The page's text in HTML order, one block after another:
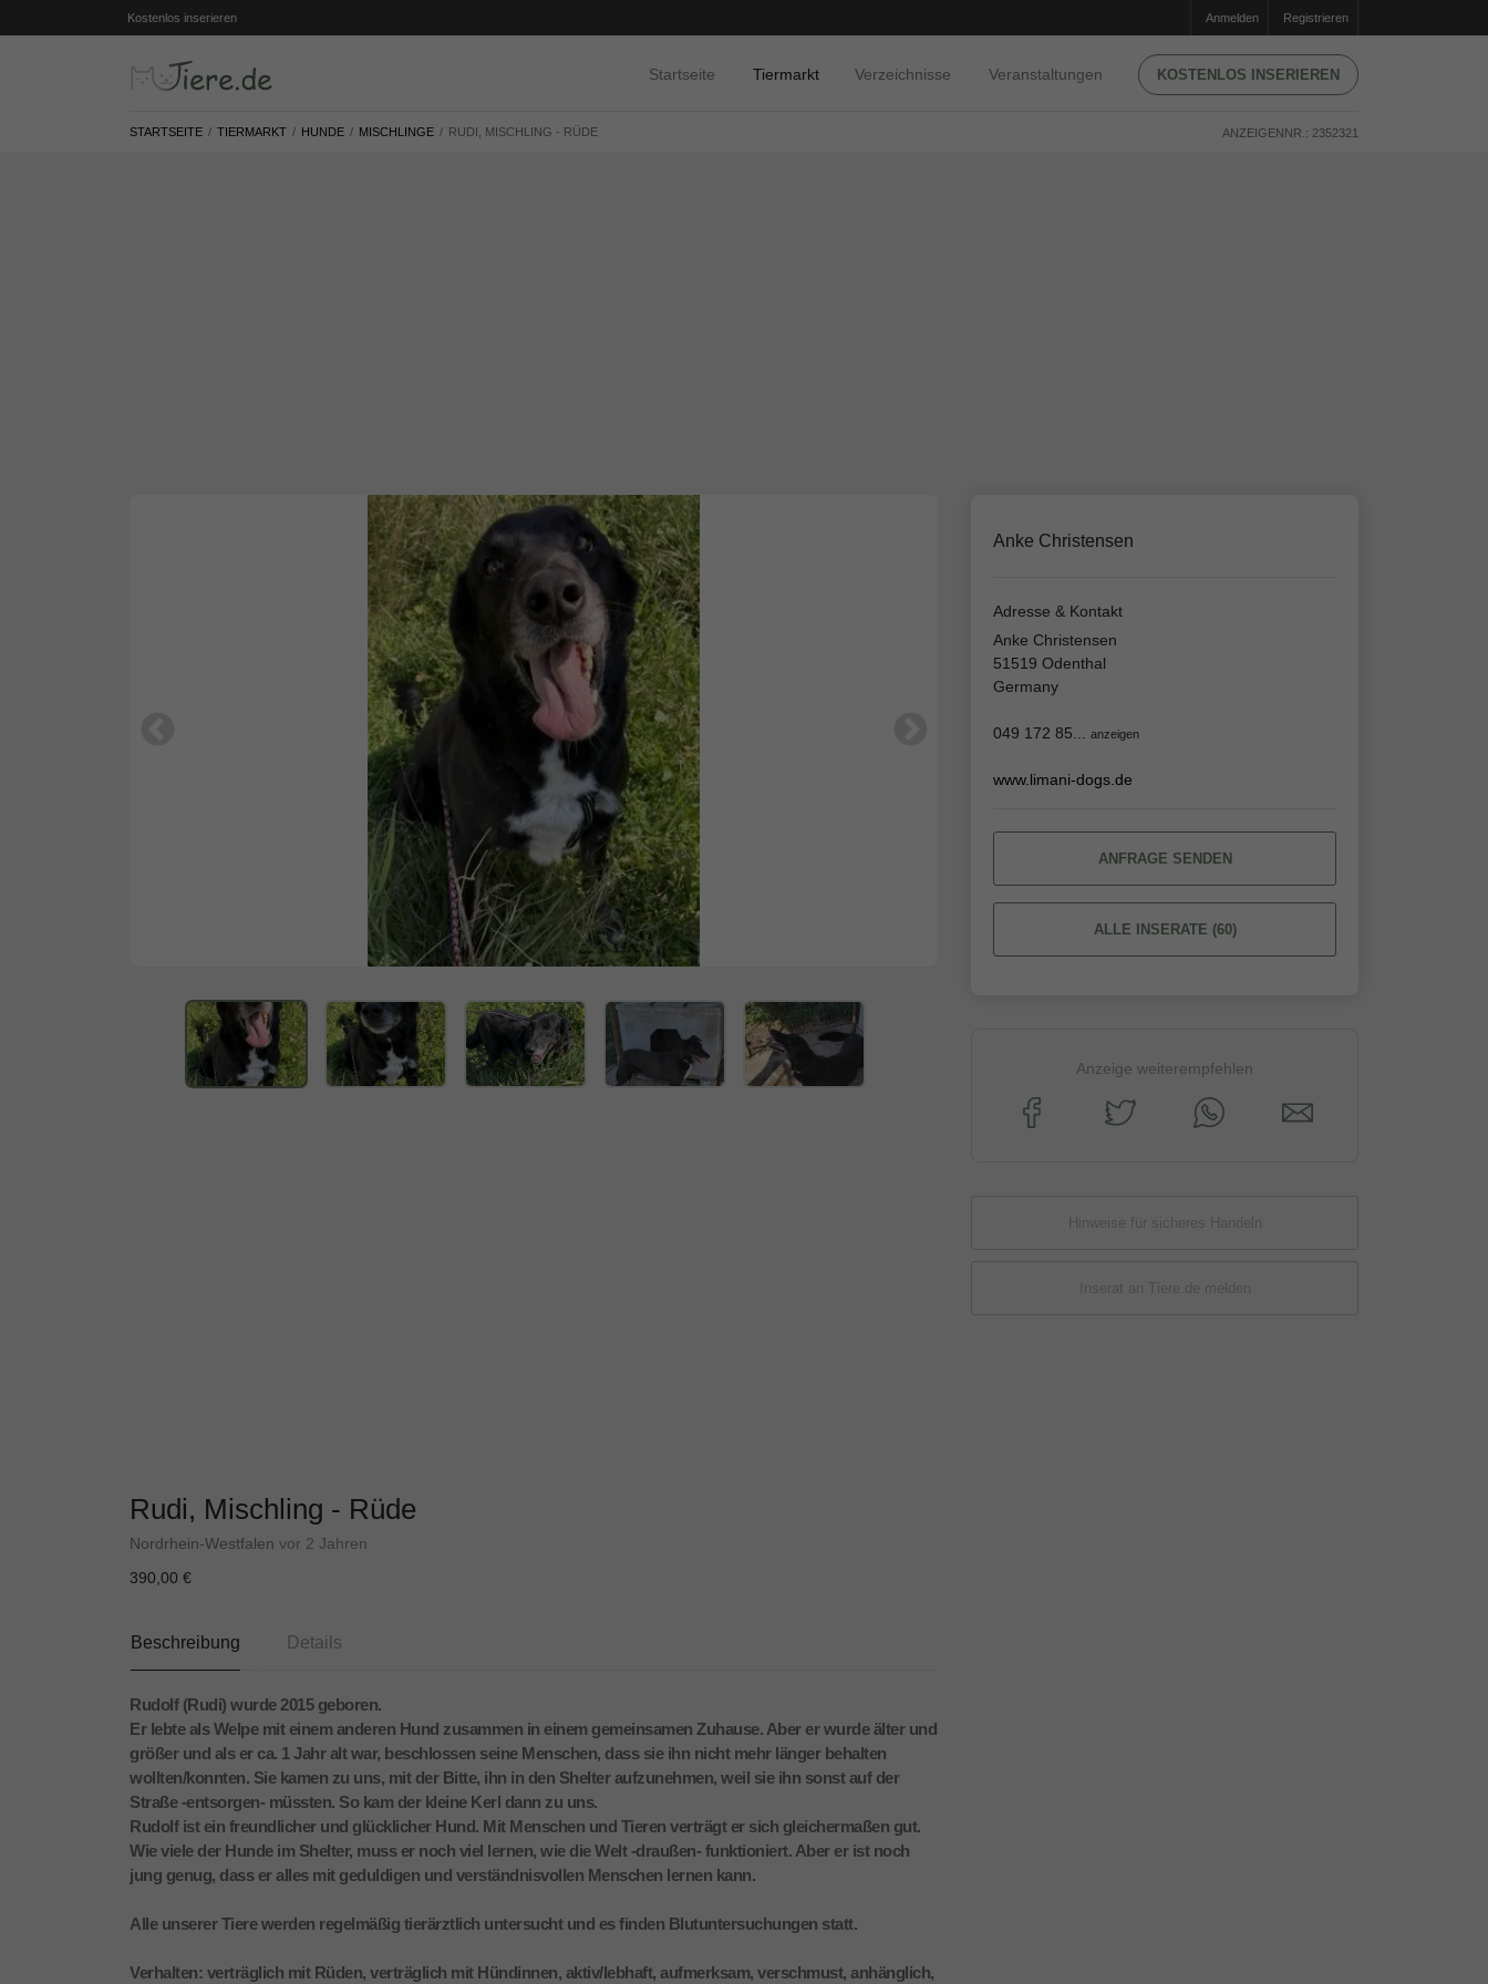
Kostenlos inserieren Anmelden Registrieren
Startseite Tiermarkt Verzeichnisse Veranstaltungen KOSTENLOS INSERIEREN
STARTSEITE TIERMARKT HUNDE MISCHLINGE RUDI, MISCHLING - RÜDE ANZEIGENNR.: 2352321
Rudi, Mischling - Rüde
Nordrhein-Westfalen vor 2 Jahren
390,00 €
Beschreibung Details
Rudolf (Rudi) wurde 2015 geboren.
Er lebte als Welpe mit einem anderen Hund zusammen in einem gemeinsamen Zuhause. Aber er wurde älter und
größer und als er ca. 1 Jahr alt war, beschlossen seine Menschen, dass sie ihn nicht mehr länger behalten
wollten/konnten. Sie kamen zu uns, mit der Bitte, ihn in den Shelter aufzunehmen, weil sie ihn sonst auf der
Straße -entsorgen- müssten. So kam der kleine Kerl dann zu uns.
Rudolf ist ein freundlicher und glücklicher Hund. Mit Menschen und Tieren verträgt er sich gleichermaßen gut.
Wie viele der Hunde im Shelter, muss er noch viel lernen, wie die Welt -draußen- funktioniert. Aber er ist noch
jung genug, dass er alles mit geduldigen und verständnisvollen Menschen lernen kann.
Alle unserer Tiere werden regelmäßig tierärztlich untersucht und es finden Blutuntersuchungen statt.
Verhalten: verträglich mit Rüden, verträglich mit Hündinnen, aktiv/lebhaft, aufmerksam, verschmust, anhänglich,
Anke Christensen
Adresse & Kontakt
Anke Christensen
51519 Odenthal
Germany
049 172 85... anzeigen
www.limani-dogs.de
ANFRAGE SENDEN
ALLE INSERATE (60)
Anzeige weiterempfehlen
Hinweise für sicheres Handeln
Inserat an Tiere.de melden